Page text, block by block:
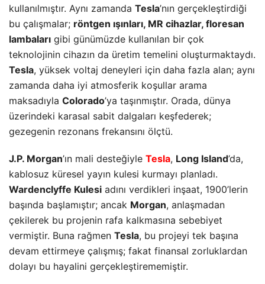
kullanılmıştır. Aynı zamanda Tesla’nın gerçekleştirdiği
bu çalışmalar; röntgen ışınları, MR cihazlar, floresan
lambaları gibi günümüzde kullanılan bir çok
teknolojinin cihazın da üretim temelini oluşturmaktaydı.
Tesla, yüksek voltaj deneyleri için daha fazla alan; aynı
zamanda daha iyi atmosferik koşullar arama
maksadıyla Colorado’ya taşınmıştır. Orada, dünya
üzerindeki karasal sabit dalgaları keşfederek;
gezegenin rezonans frekansını ölçtü.
J.P. Morgan’ın mali desteğiyle Tesla, Long Island’da,
kablosuz küresel yayın kulesi kurmayı planladı.
Wardenclyffe Kulesi adını verdikleri inşaat, 1900’lerin
başında başlamıştır; ancak Morgan, anlaşmadan
çekilerek bu projenin rafa kalkmasına sebebiyet
vermiştir. Buna rağmen Tesla, bu projeyi tek başına
devam ettirmeye çalışmış; fakat finansal zorluklardan
dolayı bu hayalini gerçekleştirememiştir.